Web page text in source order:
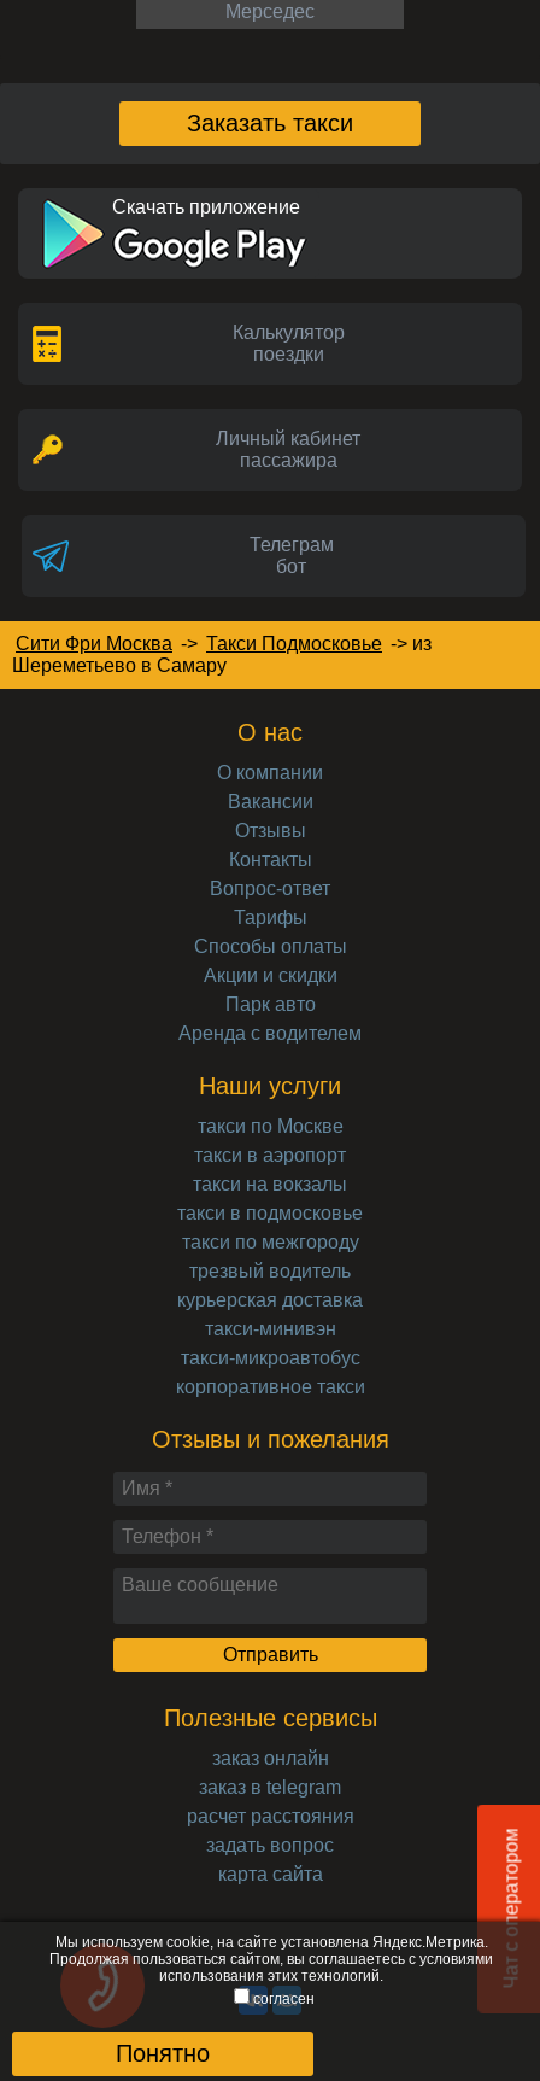
Мы используем cookie, на сайте установлена Яндекс.Метрика.
Продолжая пользоваться сайтом, вы соглашаетесь с условиями
использования этих технологий.
согласен
Понятно
Мерседес
Заказать такси
Скачать приложение
Калькулятор
поездки
Личный кабинет
пассажира
Телеграм
бот
Сити Фри Москва -> Такси Подмосковье -> из
Шереметьево в Самару
О нас
О компании
Вакансии
Отзывы
Контакты
Вопрос-ответ
Тарифы
Способы оплаты
Акции и скидки
Парк авто
Аренда с водителем
Наши услуги
такси по Москве
такси в аэропорт
такси на вокзалы
такси в подмосковье
такси по межгороду
трезвый водитель
курьерская доставка
такси-минивэн
такси-микроавтобус
корпоративное такси
Отзывы и пожелания
Полезные сервисы
заказ онлайн
заказ в telegram
расчет расстояния
задать вопрос
карта сайта
Чат с оператором